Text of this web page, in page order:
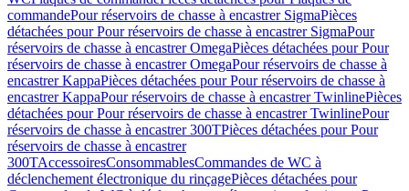
commandePour réservoirs de chasse à encastrer SigmaPièces
détachées pour Pour réservoirs de chasse à encastrer SigmaPour
réservoirs de chasse à encastrer OmegaPièces détachées pour Pour
réservoirs de chasse à encastrer OmegaPour réservoirs de chasse à
encastrer KappaPièces détachées pour Pour réservoirs de chasse à
encastrer KappaPour réservoirs de chasse à encastrer TwinlinePièces
détachées pour Pour réservoirs de chasse à encastrer TwinlinePour
réservoirs de chasse à encastrer 300TPièces détachées pour Pour
réservoirs de chasse à encastrer
300TAccessoiresConsommablesCommandes de WC à
déclenchement électronique du rinçagePièces détachées pour